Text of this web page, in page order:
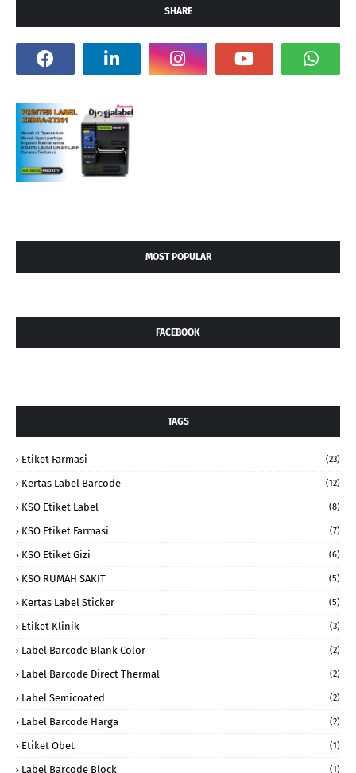
SHARE
MOST POPULAR
FACEBOOK
TAGS
Etiket Farmasi (23)
Kertas Label Barcode (12)
KSO Etiket Label (8)
KSO Etiket Farmasi (7)
KSO Etiket Gizi (6)
KSO RUMAH SAKIT (5)
Kertas Label Sticker (5)
Etiket Klinik (3)
Label Barcode Blank Color (2)
Label Barcode Direct Thermal (2)
Label Semicoated (2)
Label Barcode Harga (2)
Etiket Obet (1)
Label Barcode Block (1)